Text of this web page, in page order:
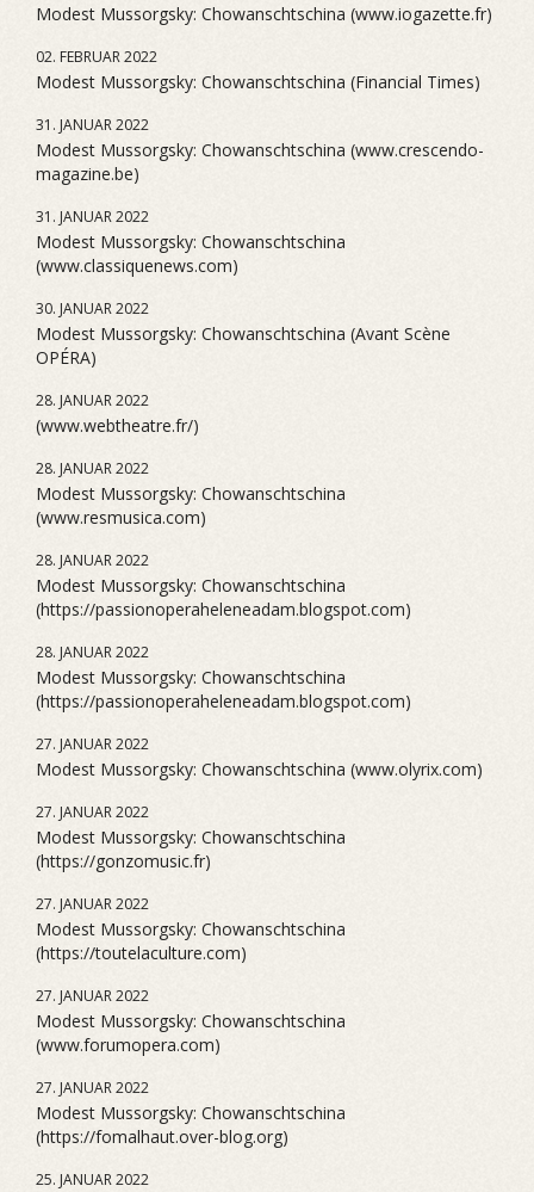
Modest Mussorgsky: Chowanschtschina (www.iogazette.fr)
02. FEBRUAR 2022
Modest Mussorgsky: Chowanschtschina (Financial Times)
31. JANUAR 2022
Modest Mussorgsky: Chowanschtschina (www.crescendo-
magazine.be)
31. JANUAR 2022
Modest Mussorgsky: Chowanschtschina
(www.classiquenews.com)
30. JANUAR 2022
Modest Mussorgsky: Chowanschtschina (Avant Scène
OPÉRA)
28. JANUAR 2022
(www.webtheatre.fr/)
28. JANUAR 2022
Modest Mussorgsky: Chowanschtschina
(www.resmusica.com)
28. JANUAR 2022
Modest Mussorgsky: Chowanschtschina
(https://passionoperaheleneadam.blogspot.com)
28. JANUAR 2022
Modest Mussorgsky: Chowanschtschina
(https://passionoperaheleneadam.blogspot.com)
27. JANUAR 2022
Modest Mussorgsky: Chowanschtschina (www.olyrix.com)
27. JANUAR 2022
Modest Mussorgsky: Chowanschtschina
(https://gonzomusic.fr)
27. JANUAR 2022
Modest Mussorgsky: Chowanschtschina
(https://toutelaculture.com)
27. JANUAR 2022
Modest Mussorgsky: Chowanschtschina
(www.forumopera.com)
27. JANUAR 2022
Modest Mussorgsky: Chowanschtschina
(https://fomalhaut.over-blog.org)
25. JANUAR 2022